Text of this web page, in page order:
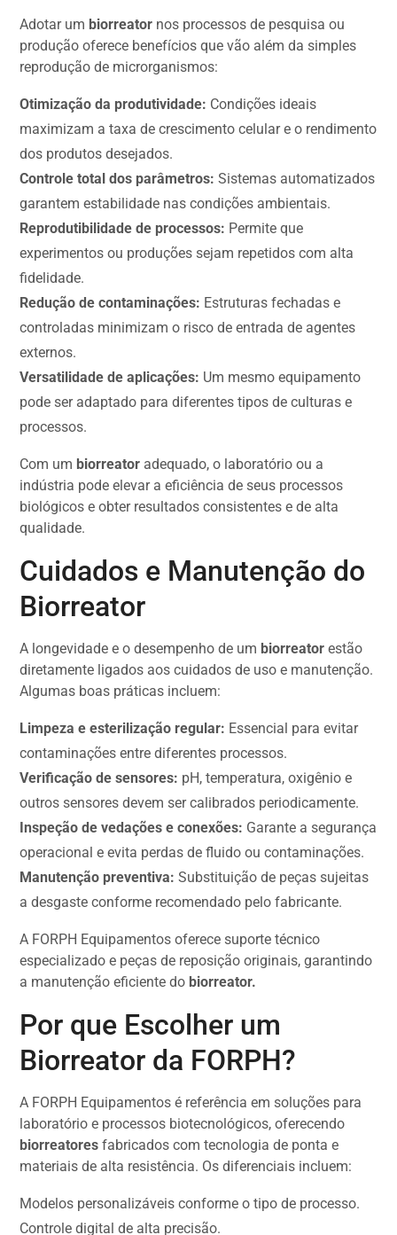
Adotar um biorreator nos processos de pesquisa ou
produção oferece benefícios que vão além da simples
reprodução de microrganismos:
Otimização da produtividade: Condições ideais
maximizam a taxa de crescimento celular e o rendimento
dos produtos desejados.
Controle total dos parâmetros: Sistemas automatizados
garantem estabilidade nas condições ambientais.
Reprodutibilidade de processos: Permite que
experimentos ou produções sejam repetidos com alta
fidelidade.
Redução de contaminações: Estruturas fechadas e
controladas minimizam o risco de entrada de agentes
externos.
Versatilidade de aplicações: Um mesmo equipamento
pode ser adaptado para diferentes tipos de culturas e
processos.
Com um biorreator adequado, o laboratório ou a
indústria pode elevar a eficiência de seus processos
biológicos e obter resultados consistentes e de alta
qualidade.
Cuidados e Manutenção do
Biorreator
A longevidade e o desempenho de um biorreator estão
diretamente ligados aos cuidados de uso e manutenção.
Algumas boas práticas incluem:
Limpeza e esterilização regular: Essencial para evitar
contaminações entre diferentes processos.
Verificação de sensores: pH, temperatura, oxigênio e
outros sensores devem ser calibrados periodicamente.
Inspeção de vedações e conexões: Garante a segurança
operacional e evita perdas de fluido ou contaminações.
Manutenção preventiva: Substituição de peças sujeitas
a desgaste conforme recomendado pelo fabricante.
A FORPH Equipamentos oferece suporte técnico
especializado e peças de reposição originais, garantindo
a manutenção eficiente do biorreator.
Por que Escolher um
Biorreator da FORPH?
A FORPH Equipamentos é referência em soluções para
laboratório e processos biotecnológicos, oferecendo
biorreatores fabricados com tecnologia de ponta e
materiais de alta resistência. Os diferenciais incluem:
Modelos personalizáveis conforme o tipo de processo.
Controle digital de alta precisão.